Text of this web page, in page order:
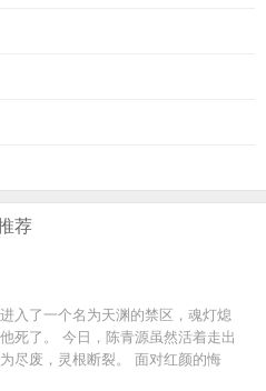
荐
入了一个名为天渊的禁区，魂灯熄
死了。 今日，陈青源虽然活着走出
尽废，灵根断裂。 面对红颜的悔